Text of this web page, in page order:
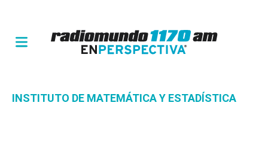
INSTITUTO DE MATEMÁTICA Y ESTADÍSTICA